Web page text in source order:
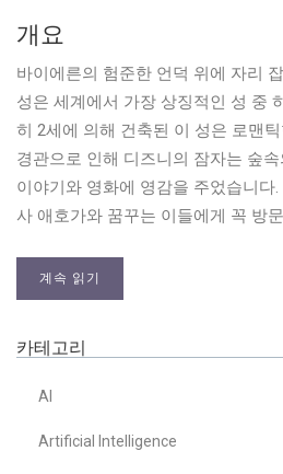
개요
바이에른의 험준한 언덕 위에 자리
성은 세계에서 가장 상징적인 성 중
히 2세에 의해 건축된 이 성은 로맨
경관으로 인해 디즈니의 잠자는 숲
이야기와 영화에 영감을 주었습니다
사 애호가와 꿈꾸는 이들에게 꼭 방
계속 읽기
카테고리
AI
Artificial Intelligence